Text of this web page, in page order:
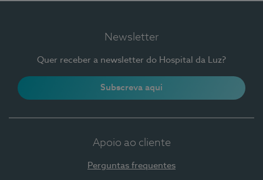
Newsletter
Quer receber a newsletter do Hospital da Luz?
Subscreva aqui
Apoio ao cliente
Perguntas frequentes